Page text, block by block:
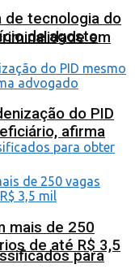
em
para
de tecnologia do
de agosto
do PID
afirma
mais de 250
de até R$ 3,5